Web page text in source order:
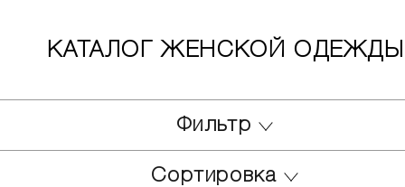
КАТАЛОГ ЖЕНСКОЙ ОДЕЖДЫ
Фильтр
Сортировка